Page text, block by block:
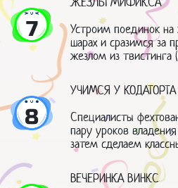
7
Устроим поединок на
шарах и сразимся за
жезлом из твистинга
8
УЧИМСЯ У КОДАТОРТА
Специалисты
пару уроков
затем сделаем
ВЕЧЕРИНКА ВИНКС